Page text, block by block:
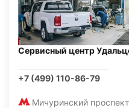
Сервисный центр
+7 (499) 110-86-79
Мичуринский проспект